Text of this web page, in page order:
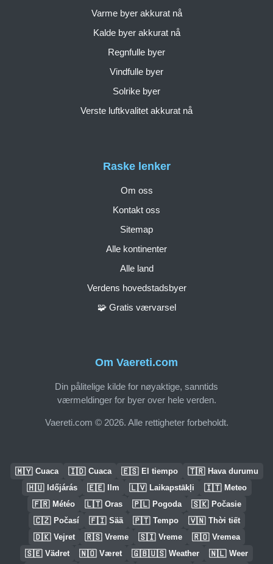
Om Vaereti.com
Din pålitelige kilde for nøyaktige, sanntids
værmeldinger for byer over hele verden.
Vaereti.com © 2026. Alle rettigheter forbeholdt.
Raske lenker
Om oss
Kontakt oss
Sitemap
Alle kontinenter
Alle land
Verdens hovedstadsbyer
🧩 Gratis værvarsel
Varme byer akkurat nå
Kalde byer akkurat nå
Regnfulle byer
Vindfulle byer
Solrike byer
Verste luftkvalitet akkurat nå
🇲🇾 Cuaca 🇮🇩 Cuaca 🇪🇸 El tiempo 🇹🇷 Hava durumu
🇭🇺 Időjárás 🇪🇪 Ilm 🇱🇻 Laikapstākļi 🇮🇹 Meteo
🇫🇷 Météo 🇱🇹 Oras 🇵🇱 Pogoda 🇸🇰 Počasie
🇨🇿 Počasí 🇫🇮 Sää 🇵🇹 Tempo 🇻🇳 Thời tiết
🇩🇰 Vejret 🇷🇸 Vreme 🇸🇮 Vreme 🇷🇴 Vremea
🇸🇪 Vädret 🇳🇴 Været 🇬🇧🇺🇸 Weather 🇳🇱 Weer